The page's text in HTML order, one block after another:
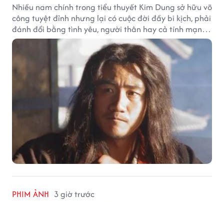
Nhiều nam chính trong tiểu thuyết Kim Dung sở hữu võ
công tuyệt đỉnh nhưng lại có cuộc đời đầy bi kịch, phải
đánh đổi bằng tình yêu, người thân hay cả tính mạng,
khiến độc giả không khỏi tiếc nuối.
PHIM ẢNH 3 giờ trước